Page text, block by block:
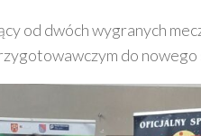
od dwóch wygranych
do